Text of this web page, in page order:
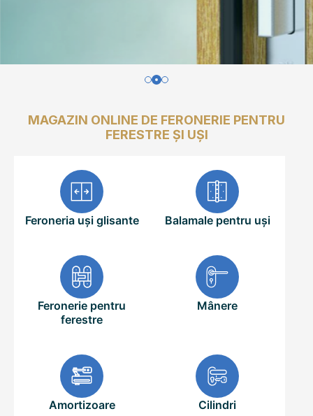
MAGAZIN ONLINE DE FERONERIE PENTRU
FERESTRE ȘI UȘI
Feroneria uși glisante Balamale pentru uși
Feronerie pentru
ferestre
Mânere
Amortizoare Cilindri